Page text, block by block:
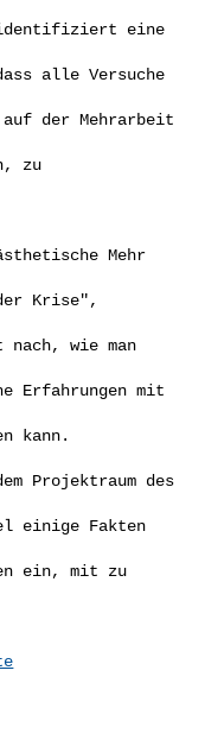
eine
alle Versuche
auf der Mehrarbeit
zu
Mehr
Krise",
nach, wie man
Erfahrungen mit
kann.
Projektraum des
einige Fakten
ein, mit zu